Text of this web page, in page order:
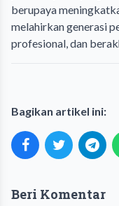
berupaya
melahirkan generasi
profesional, dan
Bagikan artikel ini:
Beri Komentar